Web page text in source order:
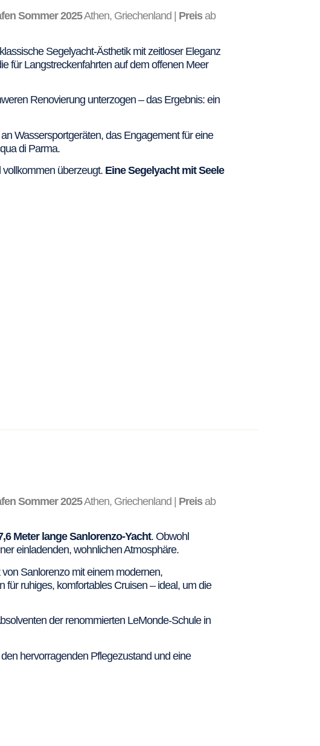
Sommer 2025Athen, Griechenland | Preisab
Segelyacht-Ästhetik mit zeitloser Eleganz
für Langstreckenfahrten auf dem offenen Meer
Renovierung unterzogen – das Ergebnis: ein
Wassersportgeräten, das Engagement für eine
di Parma.
überzeugt. Eine Segelyacht mit Seele
Sommer 2025Athen, Griechenland | Preisab
Meter lange Sanlorenzo-Yacht. Obwohl
einladenden, wohnlichen Atmosphäre.
Sanlorenzo mit einem modernen,
ruhiges, komfortables Cruisen – ideal, um die
der renommierten LeMonde-Schule in
hervorragenden Pflegezustand und eine